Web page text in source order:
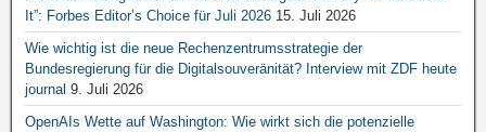
It”: Forbes Editor’s Choice für Juli 2026 15. Juli 2026
Wie wichtig ist die neue Rechenzentrumsstrategie der
Bundesregierung für die Digitalsouveränität? Interview mit ZDF heute
journal 9. Juli 2026
OpenAIs Wette auf Washington: Wie wirkt sich die potenzielle